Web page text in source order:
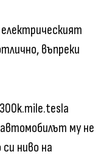
въпреки
му не
ниво на